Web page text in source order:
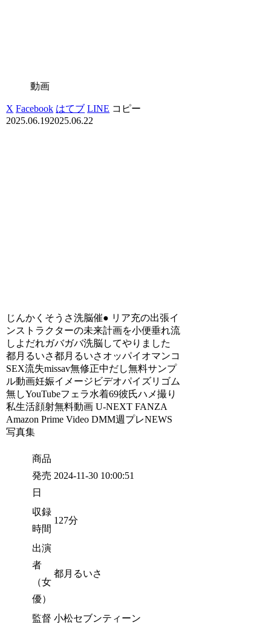
動画
X Facebook はてブ LINE コピー
2025.06.192025.06.22
じんかくそうさ洗脳催● リア充の出張イ
ンストラクターの未来計画を小便垂れ流
しよだれガバガバ洗脳してやりました
都月るいさ都月るいさオッパイオマンコ
SEX流失missav無修正中だし無料サンプ
ル動画妊娠イメージビデオパイズリゴム
無しYouTubeフェラ水着69彼氏ハメ撮り
私生活顔射無料動画 U-NEXT FANZA
Amazon Prime Video DMM週プレNEWS
写真集
商品
発売
日
2024-11-30 10:00:51
収録
時間
127分
出演
者
（女
優）
都月るいさ
監督 小松セブンティーン